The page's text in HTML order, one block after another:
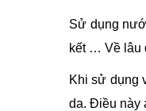
Sử dụng
kết … Về lâu
Khi sử dụng
da. Điều này